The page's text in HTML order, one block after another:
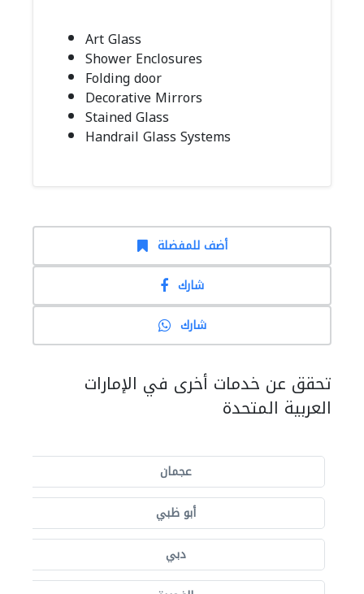
Art Glass
Shower Enclosures
Folding door
Decorative Mirrors
Stained Glass
Handrail Glass Systems
أضف للمفضلة
شارك
شارك
تحقق عن خدمات أخرى في الإمارات
العربية المتحدة
عجمان
أبو ظبي
دبي